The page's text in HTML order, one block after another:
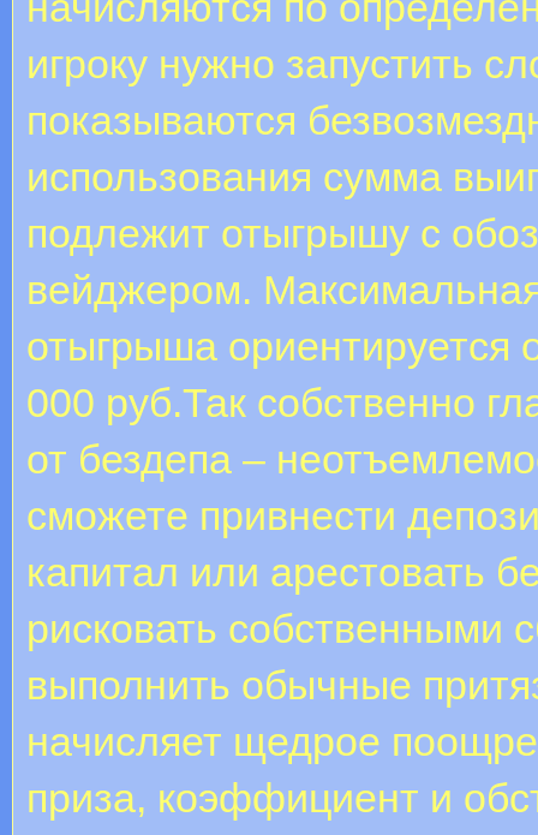
игроку нужно запустить
показываются
использования сумма
подлежит отыгрышу с
вейджером.
отыгрыша ориентируется
000 руб.Так собственно
от бездепа –
сможете привнести
капитал или арестовать
рисковать собственными
выполнить обычные
начисляет щедрое
приза, коэффициент и